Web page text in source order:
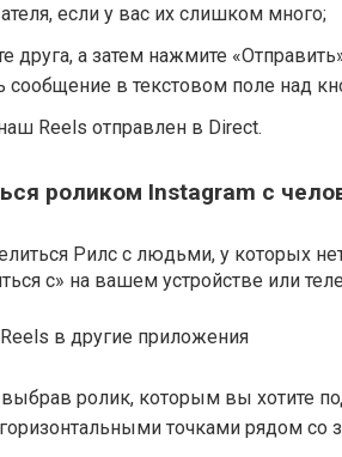
если у вас их слишком много;
друга, а затем нажмите
сообщение в текстовом поле над
Reels отправлен в Direct.
роликом Instagram с
Рилс с людьми, у которых
с» на вашем устройстве или
ролик, которым вы хотите
точками рядом со